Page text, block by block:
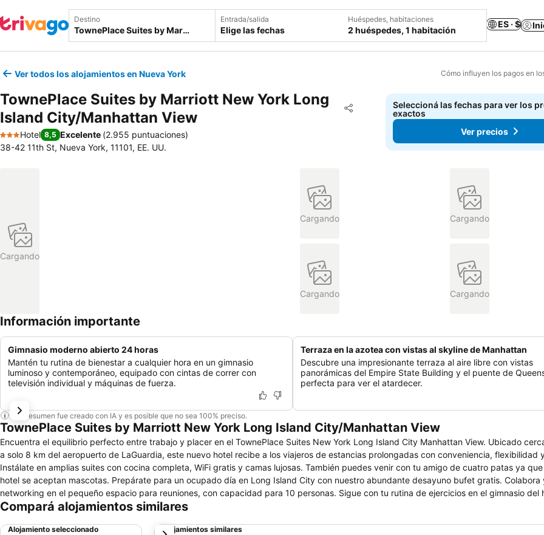
Destino Entrada/salida
Elige las fechas
Huéspedes, habitaciones
2 huéspedes, 1 habitación
ES · $
Ver todos los alojamientos en Nueva York Cómo influyen los pagos en
TownePlace Suites by Marriott New York Long
Island City/Manhattan View
Compartir
Añadir a favoritos
3 Estrellas
Hotel 8,5 Excelente (2.955 puntuaciones)
38-42 11th St, Nueva York, 11101, EE. UU.
Seleccioná las fechas para ver los
exactos
Ver precios
Cargando
Cargando Cargando
Cargando Cargando
Información importante
Gimnasio moderno abierto 24 horas
Mantén tu rutina de bienestar a cualquier hora en un gimnasio
luminoso y contemporáneo, equipado con cintas de correr con
televisión individual y máquinas de fuerza.
Terraza en la azotea con vistas al skyline de Manhattan
Descubre una impresionante terraza al aire libre con vistas
panorámicas del Empire State Building y el puente de
perfecta para ver el atardecer.
Este resumen fue creado con IA y es posible que no sea 100% preciso.
TownePlace Suites by Marriott New York Long Island City/Manhattan View
Encuentra el equilibrio perfecto entre trabajo y placer en el TownePlace Suites New York Long Island City Manhattan View. Ubicado
a solo 8 km del aeropuerto de LaGuardia, este nuevo hotel recibe a los viajeros de estancias prolongadas con conveniencia, flexibilidad
Instálate en amplias suites con cocina completa, WiFi gratis y camas lujosas. También puedes venir con tu amigo de cuatro patas ya
hotel se aceptan mascotas. Prepárate para un ocupado día en Long Island City con nuestro abundante desayuno bufet gratis. Colabora
networking en el pequeño espacio para reuniones, con capacidad para 10 personas. Sigue con tu rutina de ejercicios en el gimnasio del
celebras un encuentro grupal cerca de Astoria, ofrecemos tarifas asequibles para bloques de habitaciones. Si deseas explorar, el hotel
animada en el TownePlace Suites New York Long Island City/Manhattan View.
Compará alojamientos similares
Alojamiento seleccionado Alojamientos similares
siguiente